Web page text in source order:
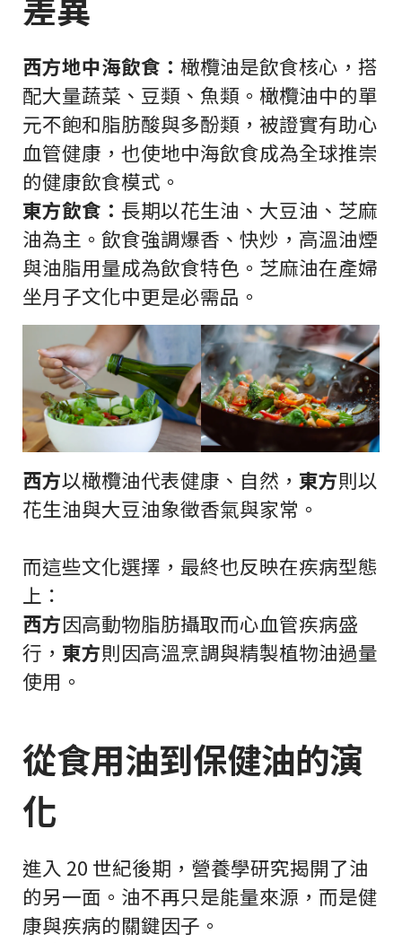
西方地中海飲食： 橄欖油是飲食核心，搭
配大量蔬菜、豆類、魚類。橄欖油中的單
元不飽和脂肪酸與多酚類，被證實有助心
血管健康，也使地中海飲食成為全球推崇
的健康飲食模式。
東方飲食： 長期以花生油、大豆油、芝麻
油為主。飲食強調爆香、快炒，高溫油煙
與油脂用量成為飲食特色。芝麻油在產婦
坐月子文化中更是必需品。
西方以橄欖油代表健康、自然， 東方則以
花生油與大豆油象徵香氣與家常。
而這些文化選擇，最終也反映在疾病型態
上：
西方因高動物脂肪攝取而心血管疾病盛
行， 東方則因高溫烹調與精製植物油過量
使用。
從食用油到保健油的演
化
進入 20 世紀後期，營養學研究揭開了油
的另一面。油不再只是能量來源，而是健
康與疾病的關鍵因子。